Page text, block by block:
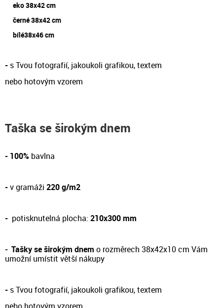
eko 38x42 cm
černé 38x42 cm
bílé38x46 cm
- s Tvou fotografií, jakoukoli grafikou, textem
nebo hotovým vzorem
Taška se širokým dnem
- 100% bavlna
-v gramáži 220 g/m2
- potisknutelná plocha: 210x300 mm
- Tašky se širokým dnem o rozměrech 38x42x10 cm Vám
umožní umístit větší nákupy
- s Tvou fotografií, jakoukoli grafikou, textem